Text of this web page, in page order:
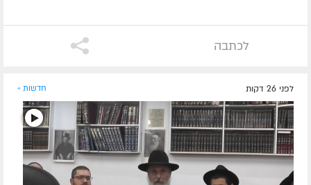
לכתבה
לפני 26 דקות חדשות »